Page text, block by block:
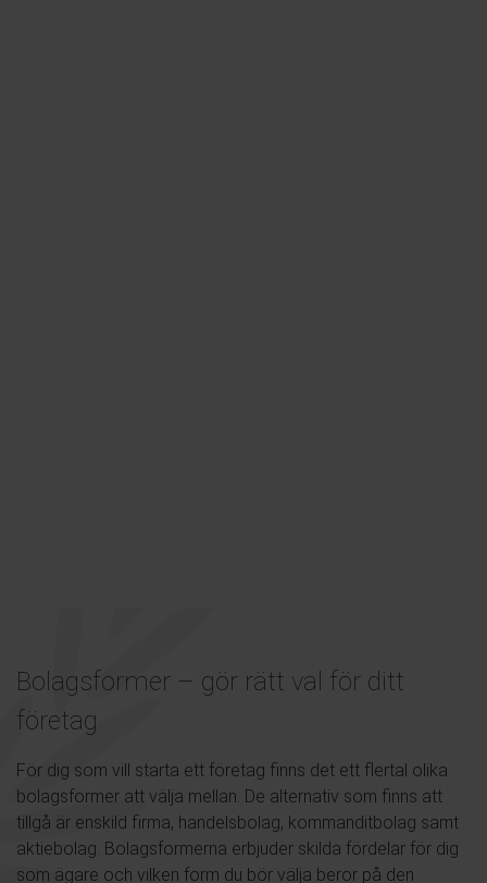
Bolagsformer – gör rätt val för ditt
företag
För dig som vill starta ett företag finns det ett flertal olika
bolagsformer att välja mellan. De alternativ som finns att
tillgå är enskild firma, handelsbolag, kommanditbolag samt
aktiebolag. Bolagsformerna erbjuder skilda fördelar för dig
som ägare och vilken form du bör välja beror på den